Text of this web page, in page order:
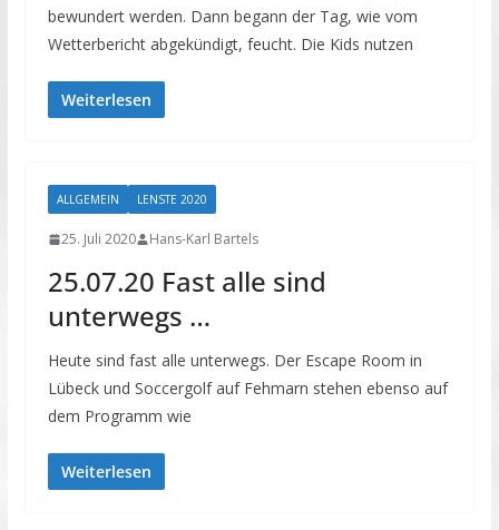
bewundert werden. Dann begann der Tag, wie vom
Wetterbericht abgekündigt, feucht. Die Kids nutzen
Weiterlesen
ALLGEMEIN LENSTE 2020
25. Juli 2020 Hans-Karl Bartels
25.07.20 Fast alle sind
unterwegs …
Heute sind fast alle unterwegs. Der Escape Room in
Lübeck und Soccergolf auf Fehmarn stehen ebenso auf
dem Programm wie
Weiterlesen